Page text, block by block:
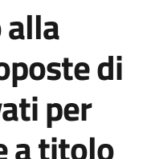
di
per